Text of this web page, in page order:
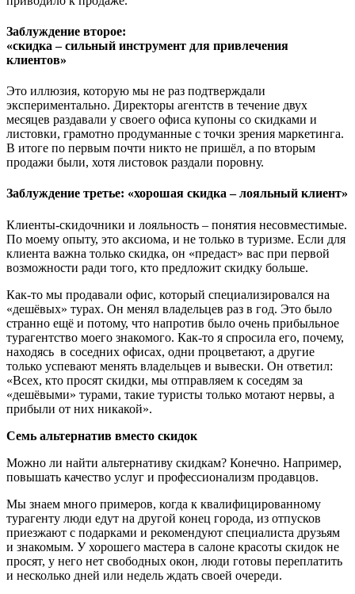
Заблуждение второе:
«скидка – сильный инструмент для привлечения
клиентов»
Это иллюзия, которую мы не раз подтверждали
экспериментально. Директоры агентств в течение двух
месяцев раздавали у своего офиса купоны со скидками и
листовки, грамотно продуманные с точки зрения маркетинга.
В итоге по первым почти никто не пришёл, а по вторым
продажи были, хотя листовок раздали поровну.
Заблуждение третье: «хорошая скидка – лояльный клиент»
Клиенты-скидочники и лояльность – понятия несовместимые.
По моему опыту, это аксиома, и не только в туризме. Если для
клиента важна только скидка, он «предаст» вас при первой
возможности ради того, кто предложит скидку больше.
Как-то мы продавали офис, который специализировался на
«дешёвых» турах. Он менял владельцев раз в год. Это было
странно ещё и потому, что напротив было очень прибыльное
турагентство моего знакомого. Как-то я спросила его, почему,
находясь в соседних офисах, одни процветают, а другие
только успевают менять владельцев и вывески. Он ответил:
«Всех, кто просят скидки, мы отправляем к соседям за
«дешёвыми» турами, такие туристы только мотают нервы, а
прибыли от них никакой».
Семь альтернатив вместо скидок
Можно ли найти альтернативу скидкам? Конечно. Например,
повышать качество услуг и профессионализм продавцов.
Мы знаем много примеров, когда к квалифицированному
турагенту люди едут на другой конец города, из отпусков
приезжают с подарками и рекомендуют специалиста друзьям
и знакомым. У хорошего мастера в салоне красоты скидок не
просят, у него нет свободных окон, люди готовы переплатить
и несколько дней или недель ждать своей очереди.